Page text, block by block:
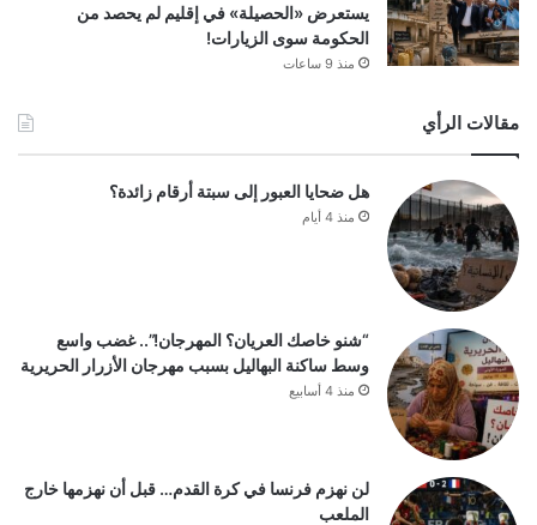
يستعرض «الحصيلة» في إقليم لم يحصد من
الحكومة سوى الزيارات!
منذ 9 ساعات
مقالات الرأي
هل ضحايا العبور إلى سبتة أرقام زائدة؟
منذ 4 أيام
“شنو خاصك العريان؟ المهرجان!”.. غضب واسع
وسط ساكنة البهاليل بسبب مهرجان الأزرار الحريرية
منذ 4 أسابيع
لن نهزم فرنسا في كرة القدم… قبل أن نهزمها خارج
الملعب